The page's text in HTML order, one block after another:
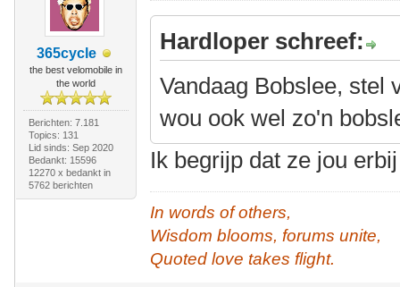
365cycle
the best velomobile in
the world
Berichten: 7.181
Topics: 131
Lid sinds: Sep 2020
Bedankt: 15596
12270 x bedankt in
5762 berichten
Hardloper schreef:
Vandaag Bobslee, stel
wou ook wel zo'n
Ik begrijp dat ze jou
In words of others,
Wisdom blooms, forums unite,
Quoted love takes flight.